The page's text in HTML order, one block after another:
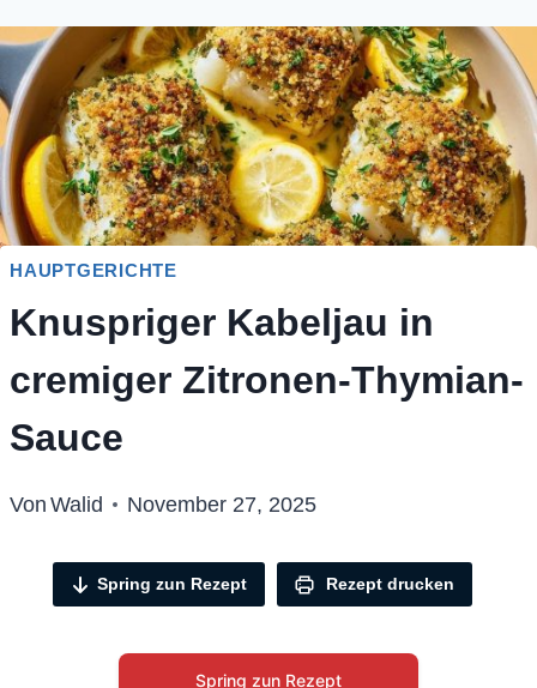
HAUPTGERICHTE
Knuspriger Kabeljau in
cremiger Zitronen-Thymian-
Sauce
Von Walid November 27, 2025
Spring zun Rezept Rezept drucken
Spring zun Rezept